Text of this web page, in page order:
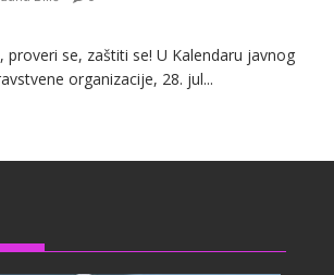
se, zaštiti se! U Kalendaru javnog
organizacije, 28. jul...